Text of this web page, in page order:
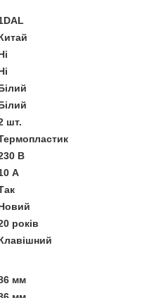
шт.
В
А
років
мм